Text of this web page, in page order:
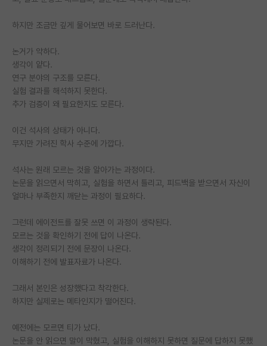
특수/전문대학원 게시판
반도체/AI 게시판
장학금/장학생 게시판
학술 정보 게시판
커리어
유학교육
이벤트
반도체 아카데미
재팬라운지 🌸
하지만 조금만 깊게 물어보면 바로 드러난다.
논거가 약하다.
생각이 얕다.
연구 분야의 구조를 모른다.
실험 결과를 해석하지 못한다.
추가 검증이 왜 필요한지도 모른다.
이건 석사의 상태가 아니다.
무지만 가려진 학사 수준에 가깝다.
석사는 원래 모르는 것을 알아가는 과정이다.
논문을 읽으면서 막히고, 실험을 하면서 틀리고, 피드백을 받으면서 자신이
얼마나 부족한지 깨닫는 과정이 필요하다.
그런데 에이전트를 잘못 쓰면 이 과정이 생략된다.
모르는 것을 확인하기 전에 답이 나온다.
생각이 정리되기 전에 문장이 나온다.
이해하기 전에 발표자료가 나온다.
그래서 본인은 성장했다고 착각한다.
하지만 실제로는 메타인지가 떨어진다.
예전에는 모르면 티가 났다.
논문을 안 읽으면 말이 막혔고, 실험을 이해하지 못하면 질문에 답하지 못했